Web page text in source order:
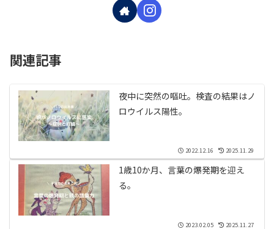
関連記事
夜中に突然の嘔吐。検査の結果はノ
ロウイルス陽性。
2022.12.16 2025.11.29
1歳10か月、言葉の爆発期を迎え
る。
2023.02.05 2025.11.27